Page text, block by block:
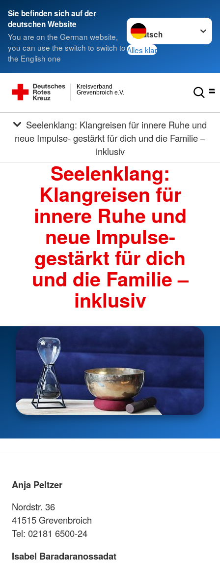
Sie befinden sich auf der
deutschen Website
You are on the German website,
you can use the switch to switch to
the English one
Sprache wechseln zu
Alles klar
Grevenbroich e.V.
Kreisverband
neue Impulse- gestärkt für dich und die Familie –
inklusiv
Seelenklang:
Klangreisen für
innere Ruhe und
neue Impulse-
gestärkt für dich
und die Familie –
inklusiv
Anja Peltzer
Nordstr. 36
41515 Grevenbroich
Tel: 02181 6500-24
Isabel Baradaranossadat